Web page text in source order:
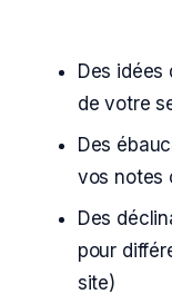
Des
de votre
Des
vos notes
Des
pour
site)